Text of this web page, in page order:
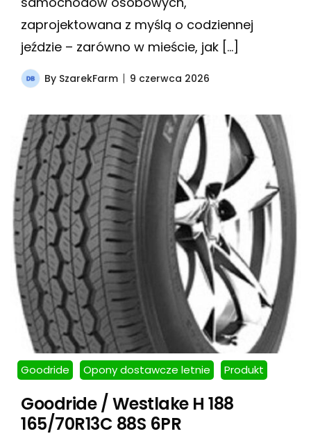
zaprojektowana z myślą o codziennej
jeździe – zarówno w mieście, jak […]
By SzarekFarm 9 czerwca 2026
Goodride Opony dostawcze letnie Produkt
Goodride / Westlake H 188
165/70R13C 88S 6PR